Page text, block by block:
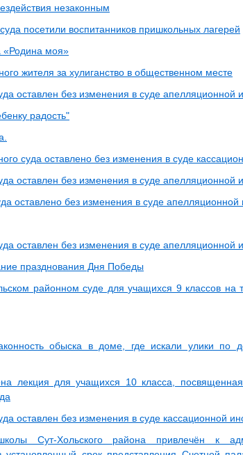
незаконным
посетили воспитанников пришкольных лагерей
«Родина моя»
жителя за хулиганство в общественном месте
оставлен без изменения в суде апелляционной
радость"
суда оставлено без изменения в суде
оставлен без изменения в суде апелляционной
оставлено без изменения в суде апелляционной
оставлен без изменения в суде апелляционной
празднования Дня Победы
районном суде для учащихся 9 классов на
обыска в доме, где искали улики по
лекция для учащихся 10 класса, посвященная
оставлен без изменения в суде кассационной
Сут-Хольского района привлечён к